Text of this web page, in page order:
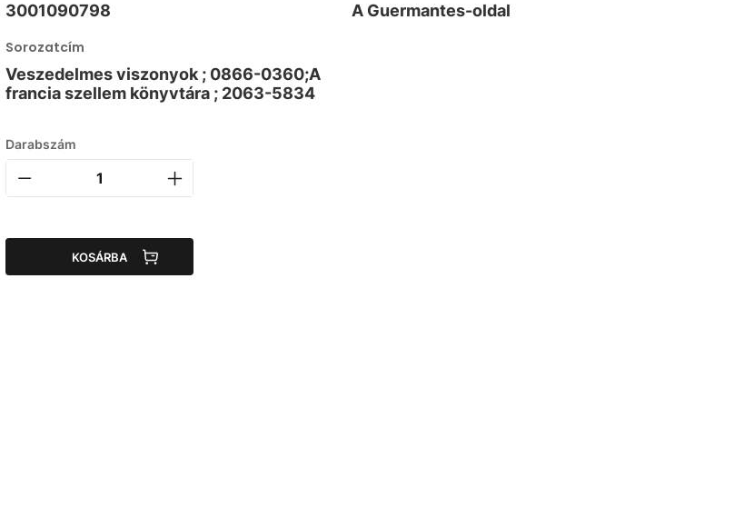
3001090798 A Guermantes-oldal
Sorozatcím
Veszedelmes viszonyok ; 0866-0360;A
francia szellem könyvtára ; 2063-5834
Darabszám
KOSÁRBA